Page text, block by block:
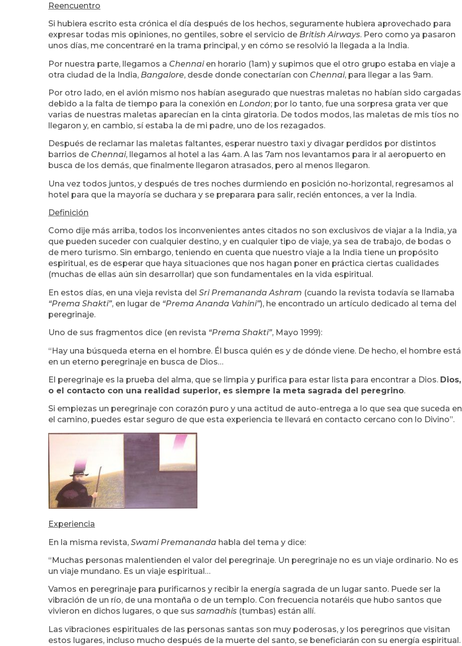
Reencuentro
Si hubiera escrito esta crónica el día después de los hechos, seguramente hubiera aprovechado para
expresar todas mis opiniones, no gentiles, sobre el servicio de British Airways. Pero como ya pasaron
unos días, me concentraré en la trama principal, y en cómo se resolvió la llegada a la India.
Por nuestra parte, llegamos a Chennaien horario (1am) y supimos que el otro grupo estaba en viaje a
otra ciudad de la India, Bangalore, desde donde conectarían con Chennai, para llegar a las 9am.
Por otro lado, en el avión mismo nos habían asegurado que nuestras maletas no habían sido cargadas
debido a la falta de tiempo para la conexión en London; por lo tanto, fue una sorpresa grata ver que
varias de nuestras maletas aparecían en la cinta giratoria. De todos modos, las maletas de mis tíos no
llegaron y, en cambio, sí estaba la de mi padre, uno de los rezagados.
Después de reclamar las maletas faltantes, esperar nuestro taxi y divagar perdidos por distintos
barrios de Chennai, llegamos al hotel a las 4am. A las 7am nos levantamos para ir al aeropuerto en
busca de los demás, que finalmente llegaron atrasados, pero al menos llegaron.
Una vez todos juntos, y después de tres noches durmiendo en posición no-horizontal, regresamos al
hotel para que la mayoría se duchara y se preparara para salir, recién entonces, a ver la India.
Definición
Como dije más arriba, todos los inconvenientes antes citados no son exclusivos de viajar a la India, ya
que pueden suceder con cualquier destino, y en cualquier tipo de viaje, ya sea de trabajo, de bodas o
de mero turismo. Sin embargo, teniendo en cuenta que nuestro viaje a la India tiene un propósito
espiritual, es de esperar que haya situaciones que nos hagan poner en práctica ciertas cualidades
(muchas de ellas aún sin desarrollar) que son fundamentales en la vida espiritual.
En estos días, en una vieja revista del Sri Premananda Ashram (cuando la revista todavía se llamaba
“Prema Shakti”, en lugar de “Prema Ananda Vahini”), he encontrado un artículo dedicado al tema del
peregrinaje.
Uno de sus fragmentos dice (en revista “Prema Shakti”, Mayo 1999):
“Hay una búsqueda eterna en el hombre. Él busca quién es y de dónde viene. De hecho, el hombre está
en un eterno peregrinaje en busca de Dios…
El peregrinaje es la prueba del alma, que se limpia y purifica para estar lista para encontrar a Dios. Dios,
o el contacto con una realidad superior, es siempre la meta sagrada del peregrino.
Si empiezas un peregrinaje con corazón puro y una actitud de auto-entrega a lo que sea que suceda en
el camino, puedes estar seguro de que esta experiencia te llevará en contacto cercano con lo Divino”.
Experiencia
En la misma revista, Swami Premananda habla del tema y dice:
“Muchas personas malentienden el valor del peregrinaje. Un peregrinaje no es un viaje ordinario. No es
un viaje mundano. Es un viaje espiritual…
Vamos en peregrinaje para purificarnos y recibir la energía sagrada de un lugar santo. Puede ser la
vibración de un río, de una montaña o de un templo. Con frecuencia notaréis que hubo santos que
vivieron en dichos lugares, o que sus samadhis (tumbas) están allí.
Las vibraciones espirituales de las personas santas son muy poderosas, y los peregrinos que visitan
estos lugares, incluso mucho después de la muerte del santo, se beneficiarán con su energía espiritual.